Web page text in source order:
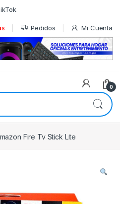
Pedidos Mi Cuenta
0
Fire Tv Stick Lite